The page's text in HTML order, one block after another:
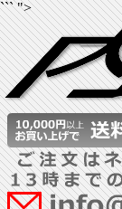
``` ">